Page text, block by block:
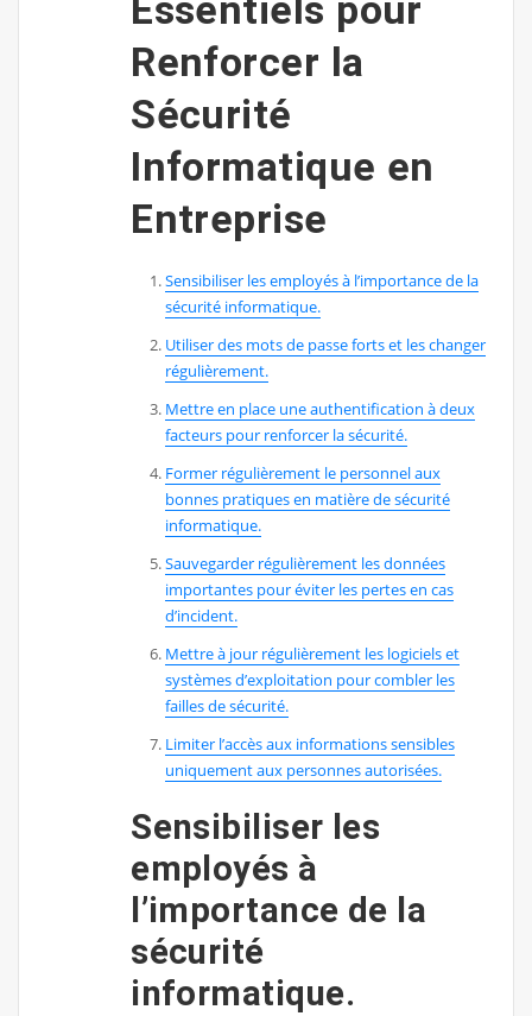
Essentiels pour
Renforcer la
Sécurité
Informatique en
Entreprise
Sensibiliser les employés à l’importance de la
sécurité informatique.
Utiliser des mots de passe forts et les changer
régulièrement.
Mettre en place une authentification à deux
facteurs pour renforcer la sécurité.
Former régulièrement le personnel aux
bonnes pratiques en matière de sécurité
informatique.
Sauvegarder régulièrement les données
importantes pour éviter les pertes en cas
d’incident.
Mettre à jour régulièrement les logiciels et
systèmes d’exploitation pour combler les
failles de sécurité.
Limiter l’accès aux informations sensibles
uniquement aux personnes autorisées.
Sensibiliser les
employés à
l’importance de la
sécurité
informatique.